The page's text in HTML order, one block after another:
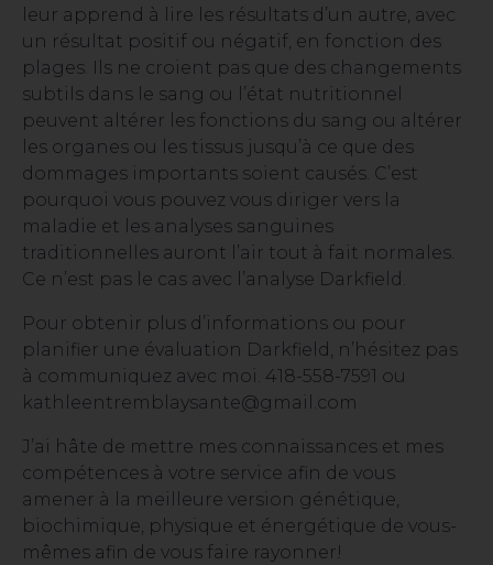
leur apprend à lire les résultats d’un autre, avec
un résultat positif ou négatif, en fonction des
plages. Ils ne croient pas que des changements
subtils dans le sang ou l’état nutritionnel
peuvent altérer les fonctions du sang ou altérer
les organes ou les tissus jusqu’à ce que des
dommages importants soient causés. C’est
pourquoi vous pouvez vous diriger vers la
maladie et les analyses sanguines
traditionnelles auront l’air tout à fait normales.
Ce n’est pas le cas avec l’analyse Darkfield.
Pour obtenir plus d’informations ou pour
planifier une évaluation Darkfield, n’hésitez pas
à communiquez avec moi. 418-558-7591 ou
kathleentremblaysante@gmail.com
J’ai hâte de mettre mes connaissances et mes
compétences à votre service afin de vous
amener à la meilleure version génétique,
biochimique, physique et énergétique de vous-
mêmes afin de vous faire rayonner!